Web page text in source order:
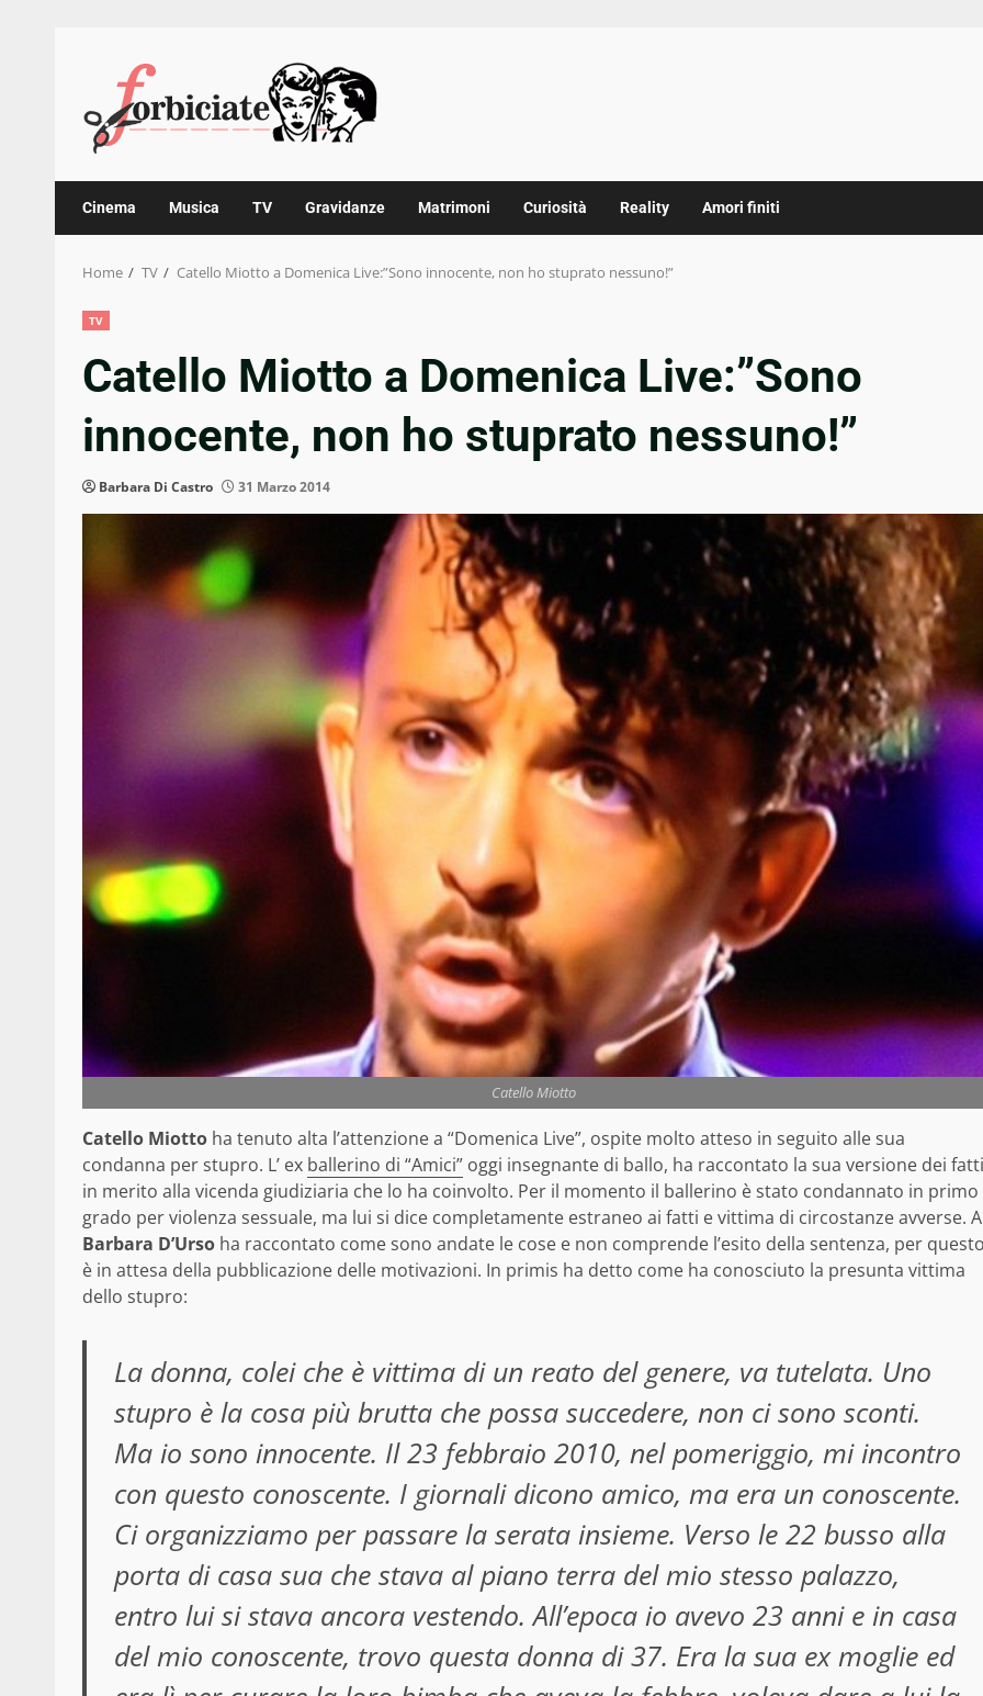
content
Cinema Musica TV Gravidanze Matrimoni Curiosità Reality Amori finiti
Home TV Catello Miotto a Domenica Live:”Sono innocente, non ho stuprato nessuno!”
TV
Catello Miotto a Domenica Live:”Sono
innocente, non ho stuprato nessuno!”
Barbara Di Castro 31 Marzo 2014
Catello Miotto
Catello Miotto ha tenuto alta l’attenzione a “Domenica Live”, ospite molto atteso in seguito alle sua
condanna per stupro. L’ ex ballerino di “Amici” oggi insegnante di ballo, ha raccontato la sua versione dei fatti
in merito alla vicenda giudiziaria che lo ha coinvolto. Per il momento il ballerino è stato condannato in primo
grado per violenza sessuale, ma lui si dice completamente estraneo ai fatti e vittima di circostanze avverse. A
Barbara D’Urso ha raccontato come sono andate le cose e non comprende l’esito della sentenza, per
è in attesa della pubblicazione delle motivazioni. In primis ha detto come ha conosciuto la presunta vittima
dello stupro:
La donna, colei che è vittima di un reato del genere, va tutelata. Uno
stupro è la cosa più brutta che possa succedere, non ci sono sconti.
Ma io sono innocente. Il 23 febbraio 2010, nel pomeriggio, mi incontro
con questo conoscente. I giornali dicono amico, ma era un conoscente.
Ci organizziamo per passare la serata insieme. Verso le 22 busso alla
porta di casa sua che stava al piano terra del mio stesso palazzo,
entro lui si stava ancora vestendo. All’epoca io avevo 23 anni e in casa
del mio conoscente, trovo questa donna di 37. Era la sua ex moglie ed